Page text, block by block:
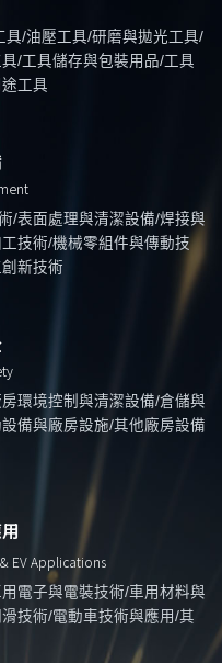
具/油壓工具/研磨與拋光工具/
/工具儲存與包裝用品/工具
工具
/表面處理與清潔設備/焊接與
技術/機械零組件與傳動技
新技術
環境控制與清潔設備/倉儲與
備與廠房設施/其他廠房設備
EV Applications
電子與電裝技術/車用材料與
技術/電動車技術與應用/其